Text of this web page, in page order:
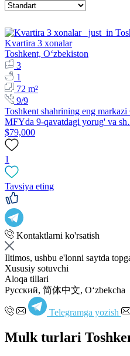
Kvartira 3 xonalar
Toshkent, Oʻzbekiston
3
1
72 m²
9/9
Toshkent shahrining eng
MFYda 9-qavatdagi yorug' va
$79,000
1
Tavsiya eting
Kontaktlarni ko'rsatish
Iltimos, ushbu e'lonni saytda
Xususiy sotuvchi
Aloqa tillari
Русский, 简体中文, Oʻzbekcha
Telegramga yozish
Mulk turlari